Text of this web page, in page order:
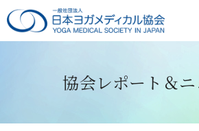
協会レポート＆ニ